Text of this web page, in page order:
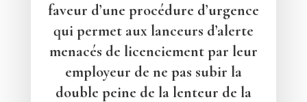
faveur d’une procédure d’urgence
qui permet aux lanceurs d’alerte
menacés de licenciement par leur
employeur de ne pas subir la
double peine de la lenteur de la